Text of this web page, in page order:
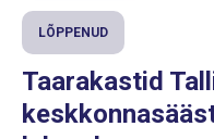
LÕPPENUD
Taarakastid